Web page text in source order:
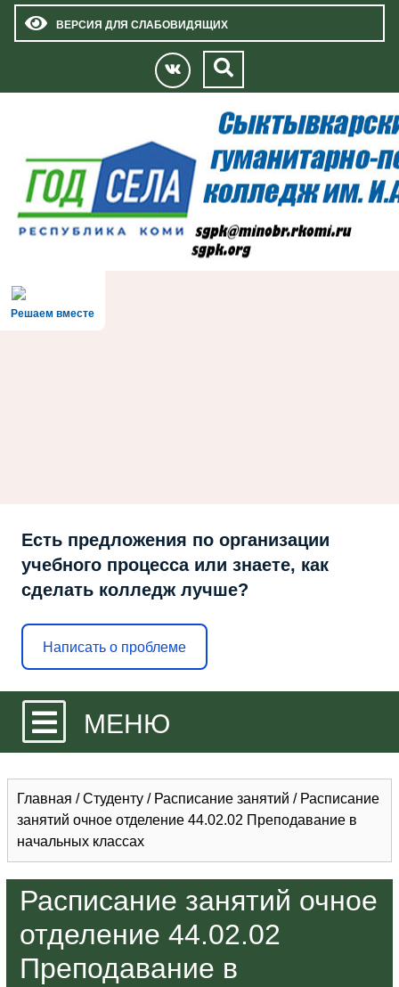
ВЕРСИЯ ДЛЯ СЛАБОВИДЯЩИХ
Решаем вместе
Есть предложения по организации
учебного процесса или знаете, как
сделать колледж лучше?
Написать о проблеме
МЕНЮ
Главная /Студенту / Расписание занятий / Расписание
занятий очное отделение 44.02.02 Преподавание в
начальных классах
Расписание занятий очное
отделение 44.02.02
Преподавание в